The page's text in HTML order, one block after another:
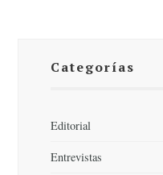
Categorías
Editorial
Entrevistas